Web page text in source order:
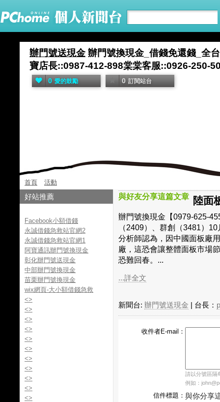
辦門號送現金 辦門號換現金_借錢免還錢_全
寶店長::0987-412-898棠棠客服::0926-250-
0 愛的鼓勵 0 訂閱站台
首頁 活動
與好友分享這篇文章 陸面
辦門號換現金【0979-625-
（2409）、群創（3481）
分析師認為，因中國面板廠
廠，這恐會讓整體面板市場
恐難回春。...
...詳全文
新聞台: 辦門號送現金 | 台長：
收件者E-mail：
請以分號區隔
例如：
信件標題： 與你分享
好站推薦
Facebook小額借錢
永誠借錢急救站官網2
永誠借錢急救站官網1
阿寶通訊辦門號換現金
彰化辦門號送現金
中部辦門號換現金
苗栗辦門號換現金
wix網頁-大小額借錢急救
<>
<>
<>
<>
<>
<>
<>
<>
<>
<>
<>